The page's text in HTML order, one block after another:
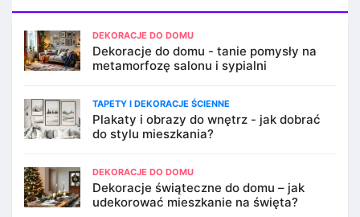
DEKORACJE DO DOMU
Dekoracje do domu - tanie pomysły na
metamorfozę salonu i sypialni
TAPETY I DEKORACJE ŚCIENNE
Plakaty i obrazy do wnętrz - jak dobrać
do stylu mieszkania?
DEKORACJE DO DOMU
Dekoracje świąteczne do domu – jak
udekorować mieszkanie na święta?